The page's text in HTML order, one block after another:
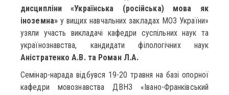
дисципліни «Українська (російська) мова як
іноземна»у вищих навчальних закладах МОЗ України»
узяли участь викладачі кафедри суспільних наук та
українознавства, кандидати філологічних наук
Аністратенко А.В. та Роман Л.А.
Семінар-нарада відбувся 19-20 травня на базі опорної
кафедри мовознавства ДВНЗ «Івано-Франківський